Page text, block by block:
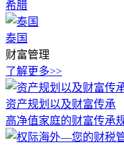
希腊
泰国
财富管理
了解更多>>
资产规划以及财富传承
高净值家庭的财富传承